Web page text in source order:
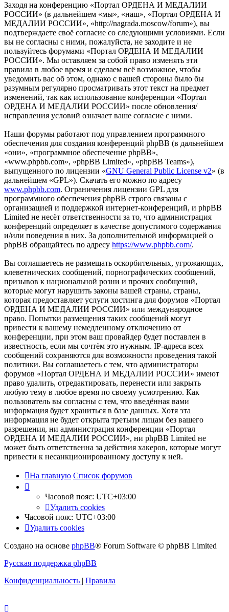
Заходя на конференцию «Портал ОРДЕНА И МЕДАЛИИ
РОССИИ» (в дальнейшем «мы», «наш», «Портал ОРДЕНА И
МЕДАЛИИ РОССИИ», «http://nagrada.moscow/forum»), вы
подтверждаете своё согласие со следующими условиями. Если
вы не согласны с ними, пожалуйста, не заходите и не
пользуйтесь форумами «Портал ОРДЕНА И МЕДАЛИИ
РОССИИ». Мы оставляем за собой право изменять эти
правила в любое время и сделаем всё возможное, чтобы
уведомить вас об этом, однако с вашей стороны было бы
разумным регулярно просматривать этот текст на предмет
изменений, так как использование конференции «Портал
ОРДЕНА И МЕДАЛИИ РОССИИ» после обновления/
исправления условий означает ваше согласие с ними.
Наши форумы работают под управлением программного
обеспечения для создания конференций phpBB (в дальнейшем
«они», «программное обеспечение phpBB»,
«www.phpbb.com», «phpBB Limited», «phpBB Teams»),
выпущенного по лицензии «GNU General Public License v2» (в
дальнейшем «GPL»). Скачать его можно по адресу
www.phpbb.com. Ограничения лицензии GPL для
программного обеспечения phpBB строго связаны с
организацией и поддержкой интернет-конференций, и phpBB
Limited не несёт ответственности за то, что администрация
конференций определяет в качестве допустимого содержания
и/или поведения в них. За дополнительной информацией о
phpBB обращайтесь по адресу https://www.phpbb.com/.
Вы соглашаетесь не размещать оскорбительных, угрожающих,
клеветнических сообщений, порнографических сообщений,
призывов к национальной розни и прочих сообщений,
которые могут нарушить законы вашей страны, страны,
которая предоставляет услуги хостинга для форумов «Портал
ОРДЕНА И МЕДАЛИИ РОССИИ» или международное
право. Попытки размещения таких сообщений могут
привести к вашему немедленному отключению от
конференции, при этом ваш провайдер будет поставлен в
известность, если мы сочтём это нужным. IP-адреса всех
сообщений сохраняются для возможности проведения такой
политики. Вы соглашаетесь с тем, что администраторы
форумов «Портал ОРДЕНА И МЕДАЛИИ РОССИИ» имеют
право удалить, отредактировать, перенести или закрыть
любую тему в любое время по своему усмотрению. Как
пользователь вы согласны с тем, что введённая вами
информация будет храниться в базе данных. Хотя эта
информация не будет открыта третьим лицам без вашего
разрешения, ни администрация конференции «Портал
ОРДЕНА И МЕДАЛИИ РОССИИ», ни phpBB Limited не
может быть ответственна за действия хакеров, которые могут
привести к несанкционированному доступу к ней.
На главную Список форумов
Часовой пояс: UTC+03:00
Удалить cookies
Часовой пояс: UTC+03:00
Удалить cookies
Создано на основе phpBB® Forum Software © phpBB Limited
Русская поддержка phpBB
Конфиденциальность | Правила